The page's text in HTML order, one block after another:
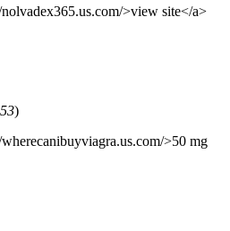
>view site</a>
)
>50 mg